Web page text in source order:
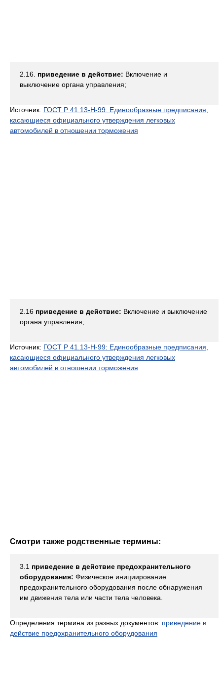
2.16. приведение в действие: Включение и
выключение органа управления;
Источник: ГОСТ Р 41.13-Н-99: Единообразные предписания,
касающиеся официального утверждения легковых
автомобилей в отношении торможения
2.16 приведение в действие: Включение и выключение
органа управления;
Источник: ГОСТ Р 41.13-H-99: Единообразные предписания,
касающиеся официального утверждения легковых
автомобилей в отношении торможения
Смотри также родственные термины:
3.1 приведение в действие предохранительного
оборудования: Физическое инициирование
предохранительного оборудования после обнаружения
им движения тела или части тела человека.
Определения термина из разных документов: приведение в
действие предохранительного оборудования